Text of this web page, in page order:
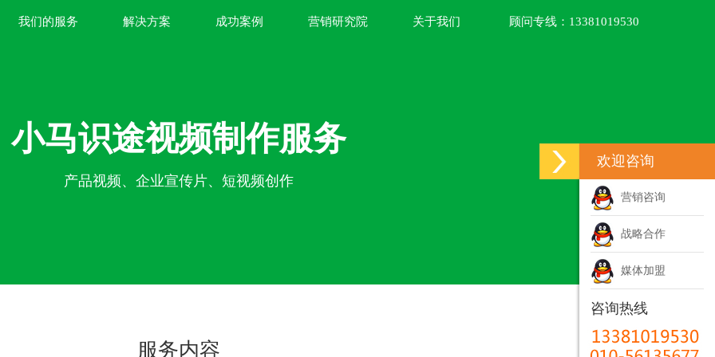
我们的服务 解决方案 成功案例 营销研究院 关于我们 顾问专线： 13381019530
小马识途视频制作服务
产品视频、企业宣传片、短视频创作
服务内容
欢迎咨询
营销咨询
战略合作
媒体加盟
咨询热线